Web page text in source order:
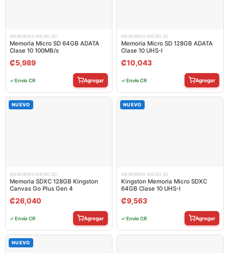
MEMORIAS MICRO SD
Memoria Micro SD 64GB ADATA
Clase 10 100MB/s
₡5,989
✓ Envío CR Agregar
MEMORIAS MICRO SD
Memoria Micro SD 128GB ADATA
Clase 10 UHS-I
₡10,043
✓ Envío CR Agregar
NUEVO
MEMORIAS MICRO SD
Memoria SDXC 128GB Kingston
Canvas Go Plus Gen 4
₡26,040
✓ Envío CR Agregar
NUEVO
MEMORIAS MICRO SD
Kingston Memoria Micro SDXC
64GB Clase 10 UHS-I
₡9,563
✓ Envío CR Agregar
NUEVO